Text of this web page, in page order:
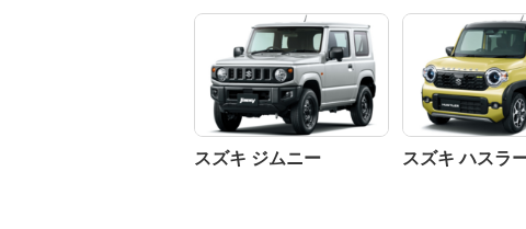
スズキ ジムニー スズキ ハスラ